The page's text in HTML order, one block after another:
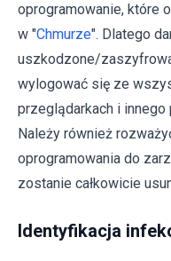
oprogramowanie, które
w "Chmurze". Dlatego
uszkodzone/
wylogować się ze
przeglądarkach i
Należy również
oprogramowania do
zostanie całkowicie
Identyfikacja